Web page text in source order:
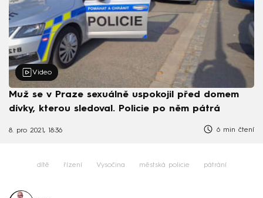
Video
Muž se v Praze sexuálně uspokojil před domem
dívky, kterou sledoval. Policie po něm pátrá
8. pro 2021, 18:36 6 min čtení
dítě řízení Vysočina městská policie pátrání